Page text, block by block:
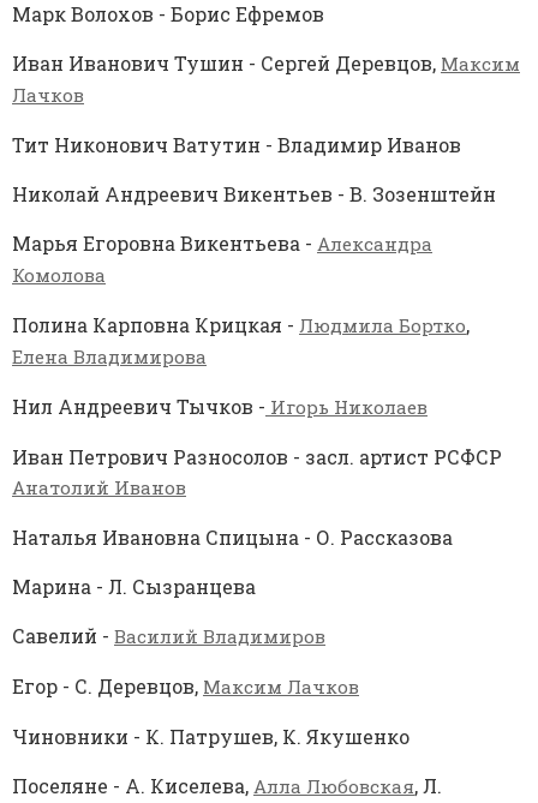
Марк Волохов - Борис Ефремов
Иван Иванович Тушин - Сергей Деревцов, Максим
Лачков
Тит Никонович Ватутин - Владимир Иванов
Николай Андреевич Викентьев - В. Зозенштейн
Марья Егоровна Викентьева - Александра
Комолова
Полина Карповна Крицкая - Людмила Бортко,
Елена Владимирова
Нил Андреевич Тычков - Игорь Николаев
Иван Петрович Разносолов - засл. артист РСФСР
Анатолий Иванов
Наталья Ивановна Спицына - О. Рассказова
Марина - Л. Сызранцева
Савелий - Василий Владимиров
Егор - С. Деревцов, Максим Лачков
Чиновники - К. Патрушев, К. Якушенко
Поселяне - А. Киселева, Алла Любовская, Л.